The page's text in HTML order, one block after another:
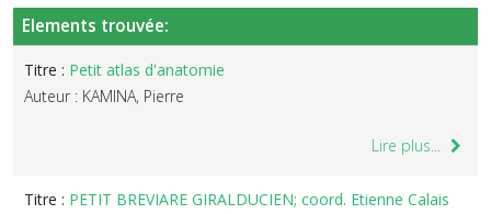
Elements trouvée:
Titre : Petit atlas d'anatomie
Auteur : KAMINA, Pierre
Lire plus...
Titre : PETIT BREVIARE GIRALDUCIEN; coord. Etienne Calais